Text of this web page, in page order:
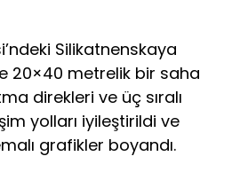
Silikatnenskaya
20×40 metrelik bir saha
direkleri ve üç sıralı
yolları iyileştirildi ve
grafikler boyandı.